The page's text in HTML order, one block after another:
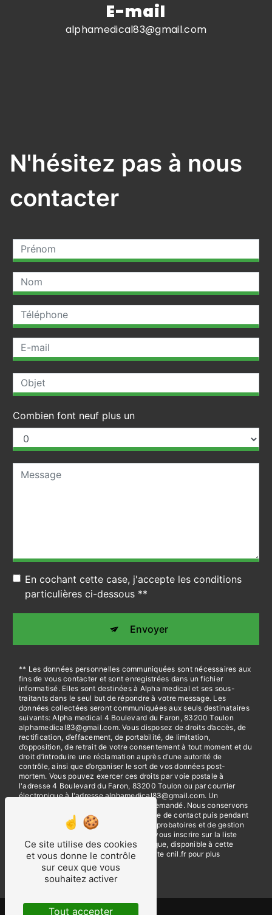
E-mail
alphamedical83@gmail.com
N'hésitez pas à nous
contacter
Combien font neuf plus un
En cochant cette case, j'accepte les conditions
particulières ci-dessous **
Envoyer
** Les données personnelles communiquées sont nécessaires aux
fins de vous contacter et sont enregistrées dans un fichier
informatisé. Elles sont destinées à Alpha medical et ses sous-
traitants dans le seul but de répondre à votre message. Les
données collectées seront communiquées aux seuls destinataires
suivants: Alpha medical 4 Boulevard du Faron, 83200 Toulon
alphamedical83@gmail.com. Vous disposez de droits d’accès, de
rectification, d’effacement, de portabilité, de limitation,
d’opposition, de retrait de votre consentement à tout moment et du
droit d’introduire une réclamation auprès d’une autorité de
contrôle, ainsi que d’organiser le sort de vos données post-
mortem. Vous pouvez exercer ces droits par voie postale à
l'adresse 4 Boulevard du Faron, 83200 Toulon ou par courrier
électronique à l'adresse alphamedical83@gmail.com. Un
justificatif d'identité pourra vous être demandé. Nous conservons
vos données pendant la période de prise de contact puis pendant
la durée de prescription légale aux fins probatoires et de gestion
des contentieux. Vous avez le droit de vous inscrire sur la liste
d'opposition au démarchage téléphonique, disponible à cette
adresse: Bloctel.gouv.fr. Consultez le site cnil.fr pour plus
d’informations sur vos droits.
Ce site utilise des cookies
et vous donne le contrôle
sur ceux que vous
souhaitez activer
Tout accepter